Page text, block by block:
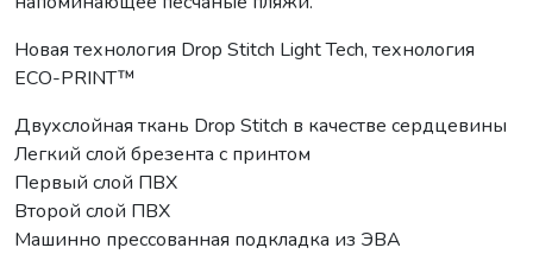
Новая технология Drop Stitch Light Tech, технология
ECO-PRINT™
Двухслойная ткань Drop Stitch в качестве сердцевины
Легкий слой брезента с принтом
Первый слой ПВХ
Второй слой ПВХ
Машинно прессованная подкладка из ЭВА